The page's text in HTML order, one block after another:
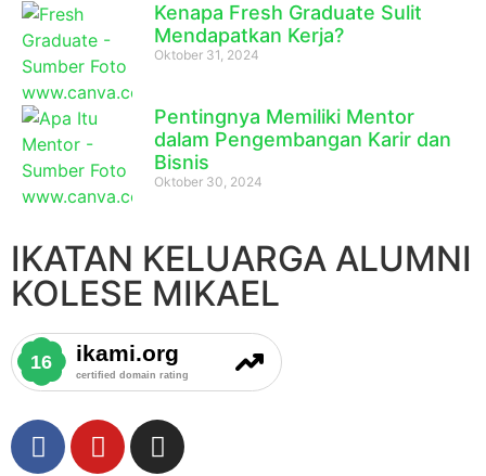
Kenapa Fresh Graduate Sulit
Mendapatkan Kerja?
Oktober 31, 2024
Pentingnya Memiliki Mentor
dalam Pengembangan Karir dan
Bisnis
Oktober 30, 2024
IKATAN KELUARGA ALUMNI
KOLESE MIKAEL